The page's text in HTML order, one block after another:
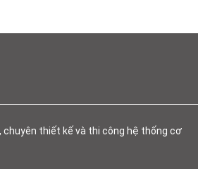
thiết kế và thi công hệ thống cơ